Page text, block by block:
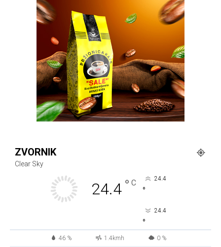
ZVORNIK
Clear Sky
24.4 ° C 24.4
°
24.4
°
46 % 1.4kmh 0 %